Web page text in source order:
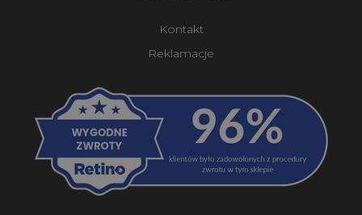
Kontakt
Reklamacje